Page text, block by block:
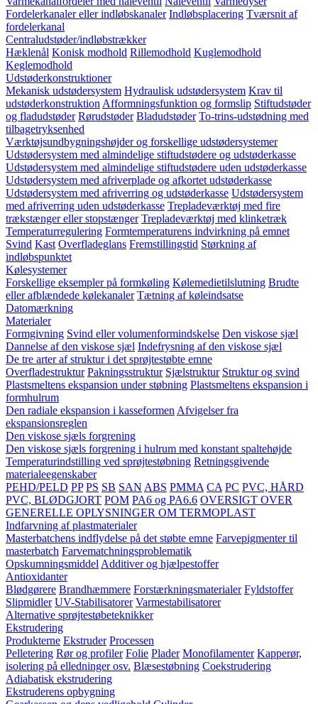
Fordelerkanaler eller indløbskanaler Indløbsplacering Tværsnit af
fordelerkanal
Centraludstøder/indløbstrækker
Hæklenål Konisk modhold Rillemodhold Kuglemodhold
Keglemodhold
Udstøderkonstruktioner
Mekanisk udstødersystem Hydraulisk udstødersystem Krav til
udstøderkonstruktion Afformningsfunktion og formslip Stiftudstøder
og fladudstøder Rørudstøder Bladudstøder To-trins-udstødning med
tilbagetryksenhed
Værktøjsundbygningshøjder og forskellige udstødersystemer
Udstødersystem med almindelige stiftudstødere og udstøderkasse
Udstødersystem med almindelige stiftudstødere uden udstøderkasse
Udstødersystem med afriverplade og afkortet udstøderkasse
Udstødersystem med afriverring og udstøderkasse Udstødersystem
med afriverring uden udstøderkasse Trepladeværktøj med fire
trækstænger eller stopstænger Trepladeværktøj med klinketræk
Temperaturregulering Formtemperaturens indvirkning på emnet
Svind Kast Overfladeglans Fremstillingstid Størkning af
indløbspunktet
Kølesystemer
Forskellige eksempler på formkøling Kølemedietilslutning Brudte
eller afblændede kølekanaler Tætning af køleindsatse
Datomærkning
Materialer
Formgivning Svind eller volumenformindskelse Den viskose sjæl
Dannelse af den viskose sjæl Indefrysning af den viskose sjæl
De tre arter af struktur i det sprøjtestøbte emne
Overfladestruktur Pakningsstruktur Sjælstruktur Struktur og svind
Plastsmeltens ekspansion under støbning Plastsmeltens ekspansion i
formhulrum
Den radiale ekspansion i kasseformen Afvigelser fra
ekspansionsreglen
Den viskose sjæls forgrening
Den viskose sjæls forgrening i hulrum med konstant spaltehøjde
Temperaturindstilling ved sprøjtestøbning Retningsgivende
materialeegenskaber
PEHD/PELD PP PS SB SAN ABS PMMA CA PC PVC, HÅRD
PVC, BLØDGJORT POM PA6 og PA6.6 OVERSIGT OVER
GENERELLE OPLYSNINGER OM TERMOPLAST
Indfarvning af plastmaterialer
Masterbatchens indflydelse på det støbte emne Farvepigmenter til
masterbatch Farvematchningsproblematik
Opskumningsmiddel Additiver og hjælpestoffer
Antioxidanter
Blødgørere Brandhæmmere Forstærkningsmaterialer Fyldstoffer
Slipmidler UV-Stabilisatorer Varmestabilisatorer
Alternative sprøjtestøbeteknikker
Ekstrudering
Produkterne Ekstruder Processen
Pelletering Rør og profiler Folie Plader Monofilamenter Kapperør,
isolering på elledninger osv. Blæsestøbning Coekstrudering
Adiabatisk ekstrudering
Ekstruderens opbygning